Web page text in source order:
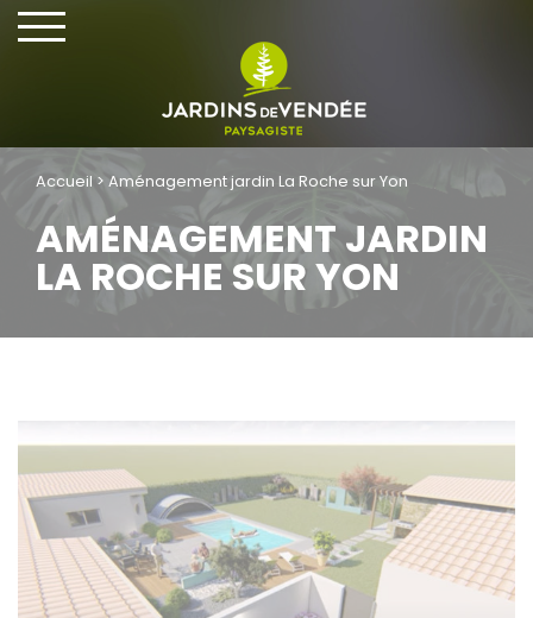
Accueil > Aménagement jardin La Roche sur Yon
AMÉNAGEMENT JARDIN
LA ROCHE SUR YON
Cookies management panel